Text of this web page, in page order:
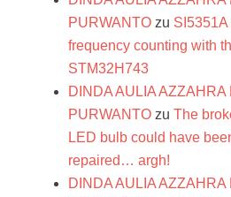
PURWANTO zu SI5351A
frequency counting with
STM32H743
DINDA AULIA AZZAHRA
PURWANTO zuThe
LED bulb could have
repaired… argh!
DINDA AULIA AZZAHRA